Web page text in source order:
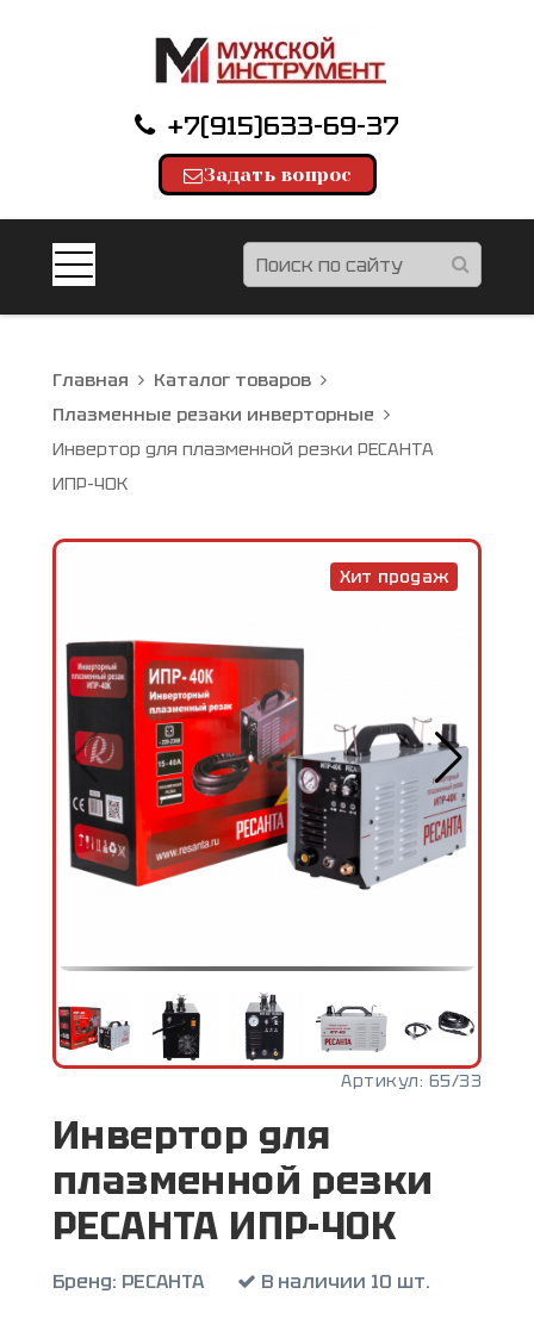
+7(915)633-69-37
Задать вопрос
Главная
Каталог товаров
Плазменные резаки инверторные
Инвертор для плазменной резки РЕСАНТА
ИПР-40К
Хит продаж
Артикул: 65/33
Инвертор для
плазменной резки
РЕСАНТА ИПР-40К
Бренд: РЕСАНТА В наличии 10 шт.